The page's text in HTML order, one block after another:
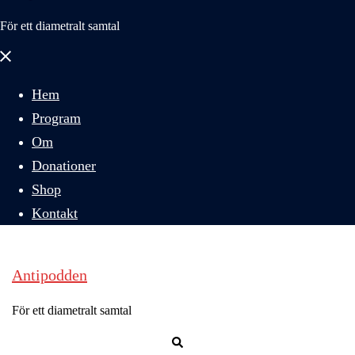
För ett diametralt samtal
Stäng
Hem
Program
Om
Donationer
Shop
Kontakt
Antipodden
För ett diametralt samtal